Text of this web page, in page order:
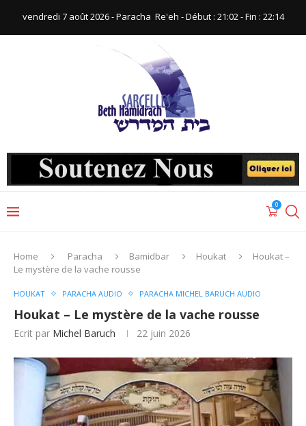
vendredi 7 août 2026 - Paracha ‪ Re'eh‬ - Début : 21:02‬ - Fin : ‪22:14‬
0
Home Paracha Bamidbar Houkat
Houkat –
Le mystère de la vache rousse
HOUKAT PARACHA AUDIO PARACHA MICHEL BARUCH AUDIO
Houkat – Le mystère de la vache rousse
Ecrit par Michel Baruch 22 juin 2026